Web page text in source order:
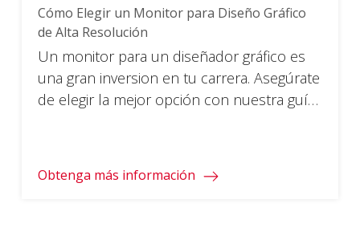
Cómo Elegir un Monitor para Diseño Gráfico
de Alta Resolución
Un monitor para un diseñador gráfico es
una gran inversion en tu carrera. Asegúrate
de elegir la mejor opción con nuestra guía
Obtenga más información